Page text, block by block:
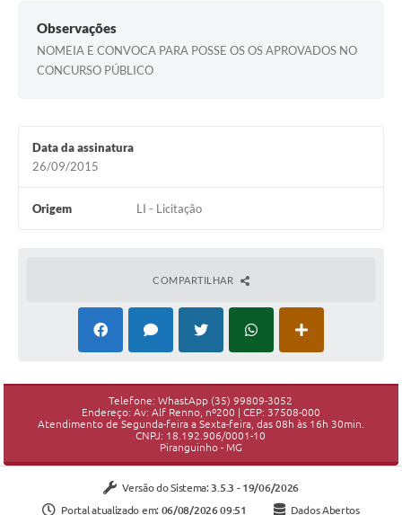
Observações
NOMEIA E CONVOCA PARA POSSE OS OS APROVADOS NO
CONCURSO PÚBLICO
Data da assinatura
26/09/2015
Origem LI - Licitação
COMPARTILHAR
Telefone: WhastApp (35) 99809-3052
Endereço: Av: Alf Renno, nº200 | CEP: 37508-000
Atendimento de Segunda-feira a Sexta-feira, das 08h às 16h 30min.
CNPJ: 18.192.906/0001-10
Piranguinho - MG
Versão do Sistema: 3.5.3 - 19/06/2026
Portal atualizado em: 06/08/2026 09:51 Dados Abertos